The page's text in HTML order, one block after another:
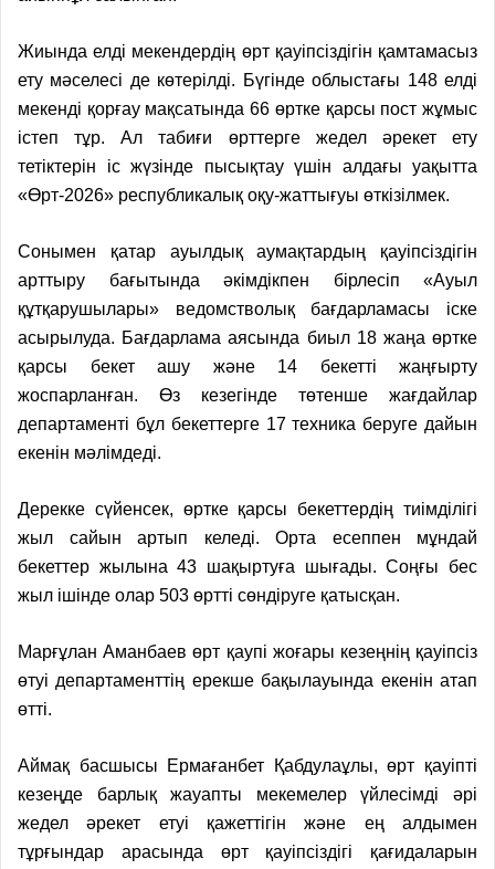
Жиында елді мекендердің өрт қауіпсіздігін қамтамасыз
ету мәселесі де көтерілді. Бүгінде облыстағы 148 елді
мекенді қорғау мақсатында 66 өртке қарсы пост жұмыс
істеп тұр. Ал табиғи өрттерге жедел әрекет ету
тетіктерін іс жүзінде пысықтау үшін алдағы уақытта
«Өрт-2026» республикалық оқу-жаттығуы өткізілмек.
Сонымен қатар ауылдық аумақтардың қауіпсіздігін
арттыру бағытында әкімдікпен бірлесіп «Ауыл
құтқарушылары» ведомстволық бағдарламасы іске
асырылуда. Бағдарлама аясында биыл 18 жаңа өртке
қарсы бекеташу және 14 бекетті жаңғырту
жоспарланған. Өз кезегінде төтенше жағдайлар
департаменті бұл бекеттерге 17 техника беруге дайын
екенін мәлімдеді.
Дерекке сүйенсек, өртке қарсы бекеттердің тиімділігі
жыл сайын артып келеді. Орта есеппен мұндай
бекеттер жылына 43 шақыртуға шығады. Соңғы бес
жыл ішінде олар 503 өртті сөндіруге қатысқан.
Марғұлан Аманбаев өрт қаупі жоғары кезеңнің қауіпсіз
өтуі департаменттің ерекше бақылауында екенін атап
өтті.
Аймақ басшысы Ермағанбет Қабдулаұлы, өрт қауіпті
кезеңде барлық жауапты мекемелер үйлесімді әрі
жедел әрекет етуі қажеттігін және ең алдымен
тұрғындар арасында өрт қауіпсіздігі қағидаларын